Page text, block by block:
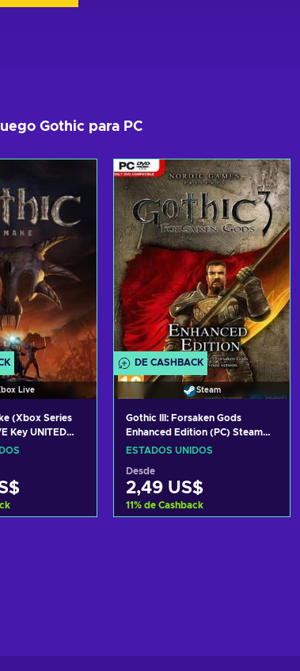
Gothic para PC
Live
(Xbox Series
Key UNITED
DE CASHBACK
Steam
Gothic III: Forsaken Gods
Enhanced Edition (PC) Steam
Key UNITED STATES
ESTADOS UNIDOS
Desde
2,49 US$
11% de Cashback